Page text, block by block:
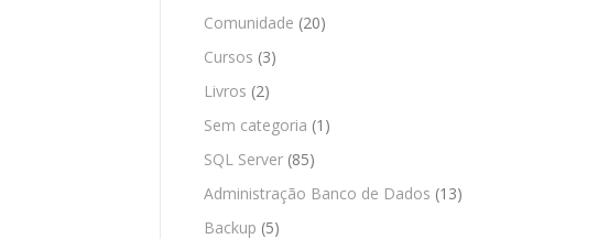
Comunidade (20)
Cursos (3)
Livros (2)
Sem categoria (1)
SQL Server (85)
Administração Banco de Dados (13)
Backup (5)